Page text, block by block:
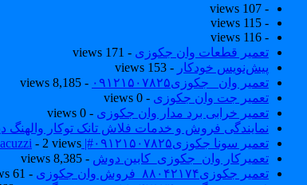
- 107 views
- 115 views
- 116 views
تعمیر قطعات وان جکوزی - 171 views
پیش‌نویس خودکار - 153 views
تعمیر وان _جکوزی۰۹۱۲۱۵۰۷۸۲۵
- 8,185 views
تعمیر جت وان جکوزی - 0 views
تعمیر خرابی برد مدار وان جکوزی - 0 views
نمایندگی فروش و خدمات فلاش تانک توکار والهنگ دیواری
تعمیر سونا جکوزی۰۹۱۲۱۵۰۷۸۲۵#| Sauna | Jacuzzi
- 2 views
تعمیرکار وان_جکوزی_کابین دوش - 8,385 views
تعمیر جکوزی۸۸۰۴۲۱۷۴_فروش وان جکوزی
- 61 views